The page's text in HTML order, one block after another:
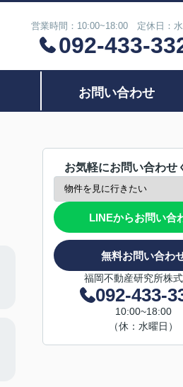
営業時間：10:00~18:00 定休日：水
092-433-
お問い合わせ
お気軽にお問い合わせ
LINEからお問い合
無料お問い合わ
福岡不動産研究所株
092-433-
10:00~18:00
（休：水曜日）